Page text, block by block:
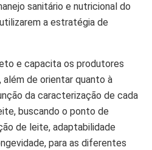
sanitário e nutricional do
a estratégia de
e capacita os produtores
além de orientar quanto à
da caracterização de cada
buscando o ponto de
de leite, adaptabilidade
para as diferentes